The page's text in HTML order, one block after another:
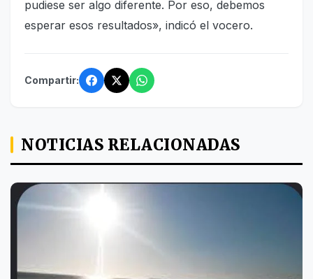
pudiese ser algo diferente. Por eso, debemos
esperar esos resultados», indicó el vocero.
Compartir:
NOTICIAS RELACIONADAS